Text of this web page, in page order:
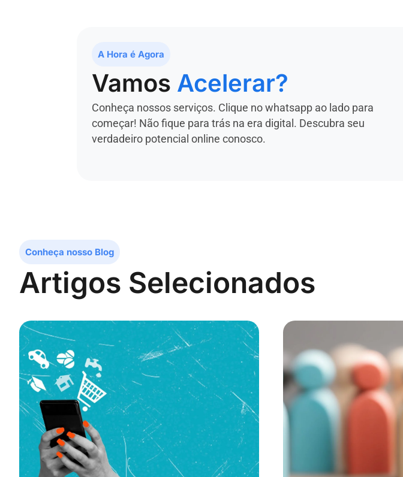
A Hora é Agora
Vamos Acelerar?
Conheça nossos serviços. Clique no whatsapp ao lado para
começar! Não fique para trás na era digital. Descubra seu
verdadeiro potencial online conosco.
Conheça nosso Blog
Artigos Selecionados